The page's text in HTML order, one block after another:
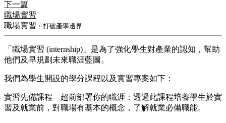
下一篇
職場實習
職場實習 ・打破產學邊界
「職場實習 (internship)」是為了強化學生對產業的認知，幫助
他們及早規劃未來職涯藍圖。
我們為學生開設的學分課程以及實習專案如下：
實習先備課程—超前部署你的職涯：透過此課程培養學生於實
習及就業前，對職場有基本的概念，了解就業必備職能。